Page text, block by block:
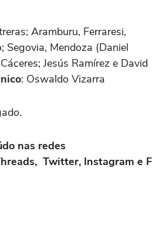
Aramburu, Ferraresi,
Segovia, Mendoza (Daniel
Jesús Ramírez e David
: Oswaldo Vizarra
nas redes
Twitter, Instagram e F